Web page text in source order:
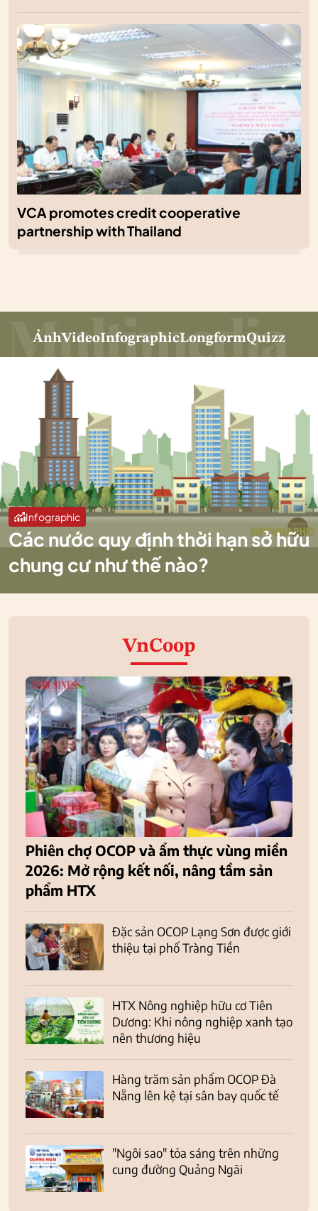
VCA promotes credit cooperative
partnership with Thailand
ẢnhVideoInfographicLongformQuizz
Infographic
Các nước quy định thời hạn sở hữu
chung cư như thế nào?
VnCoop
Phiên chợ OCOP và ẩm thực vùng miền
2026: Mở rộng kết nối, nâng tầm sản
phẩm HTX
Đặc sản OCOP Lạng Sơn được giới
thiệu tại phố Tràng Tiền
HTX Nông nghiệp hữu cơ Tiên
Dương: Khi nông nghiệp xanh tạo
nên thương hiệu
Hàng trăm sản phẩm OCOP Đà
Nẵng lên kệ tại sân bay quốc tế
"Ngôi sao" tỏa sáng trên những
cung đường Quảng Ngãi